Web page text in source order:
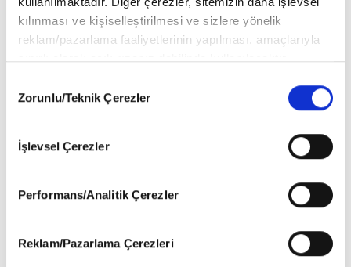
kılınması ve kişiselleştirilmesi ve sizlere yönelik
reklam/pazarlama faaliyetlerinin yapılması, amaçlarıyla
sınırlı olarak açık rızanız dahilinde kullanılacaktır.
vasıtasıyla belirleyebilirsiniz. Çerezlere ilişkin detaylı bilgi
Çerez Bilgilendirme
6698 sayılı Kişisel Verilerin Korunması Kanunu uyarınca
okumak ve sitemizi ziyaretiniz kapsamında
gerçekleştirilen veri işleme faaliyetleri ile ilgili daha
Selection
Zorunlu/Teknik Çerezler
İşlevsel Çerezler
Performans/Analitik Çerezler
Reklam/Pazarlama Çerezleri
Emine Batar
(3)
Eyyüp Akyüz (1)
(1)
(2)